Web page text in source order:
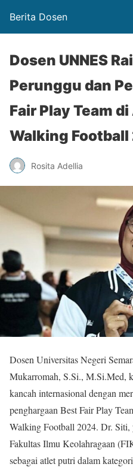
Berita Dosen
Dosen UNNES
Perunggu dan
Fair Play Team
Walking
Rosita Adellia
Dosen Universitas Negeri
Mukarromah, S.Si., M.Si.Med,
kancah internasional dengan
penghargaan Best Fair Play
Walking Football 2024. Dr. Siti,
Fakultas Ilmu Keolahragaan
sebagai atlet putri dalam